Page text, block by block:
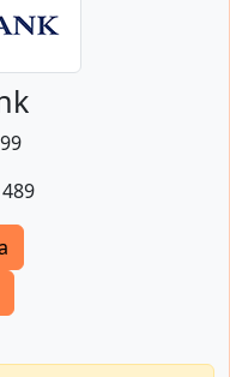
99
489